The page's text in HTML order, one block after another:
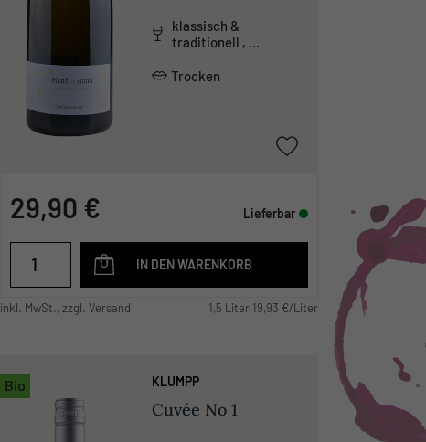
klassisch &
traditionell ,
Trocken
29,90 € Lieferbar
IN DEN WARENKORB
inkl. MwSt., zzgl. Versand 1,5 Liter 19,93 €/Liter
Bio KLUMPP
Cuvée No 1